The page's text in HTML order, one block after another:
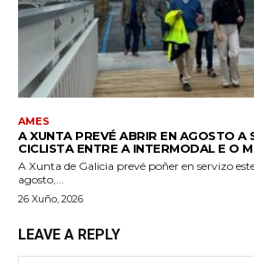
AMES
A XUNTA PREVÉ ABRIR EN AGOSTO A
CICLISTA ENTRE A INTERMODAL E O
A Xunta de Galicia prevé poñer en servizo
agosto,...
26 Xuño, 2026
LEAVE A REPLY